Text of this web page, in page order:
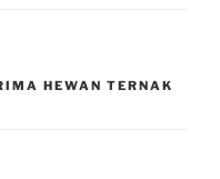
HEWAN TERNAK